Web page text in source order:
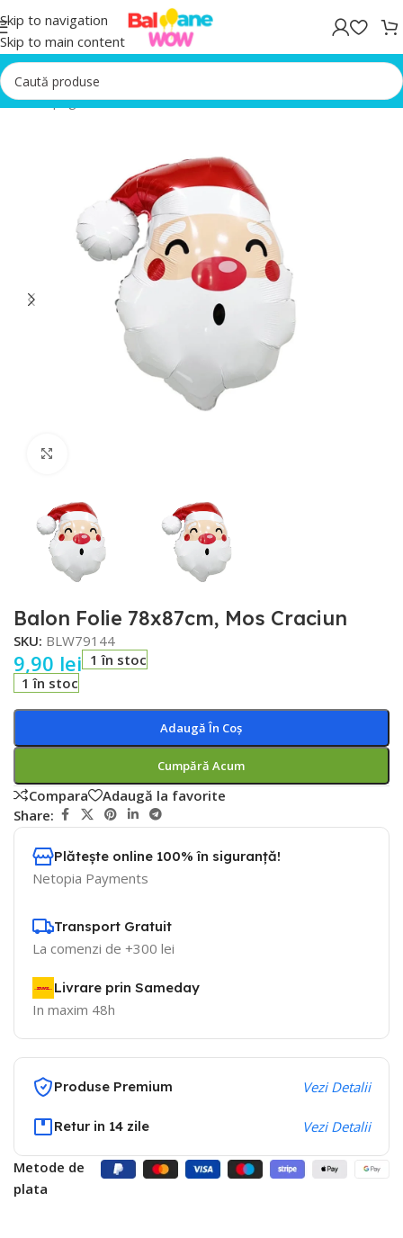
Skip to navigation
Skip to main content
Prima pagină/Baloane folie
Balon Folie 78x87cm, Mos Craciun
SKU: BLW79144
9,90 lei 1 în stoc
1 în stoc
Adaugă În Coș
Cumpără Acum
Compara
Adaugă la favorite
Share:
Plătește online 100% în siguranță!
Netopia Payments
Transport Gratuit
La comenzi de +300 lei
Livrare prin Sameday
In maxim 48h
Produse Premium Vezi Detalii
Retur in 14 zile Vezi Detalii
Metode de
plata